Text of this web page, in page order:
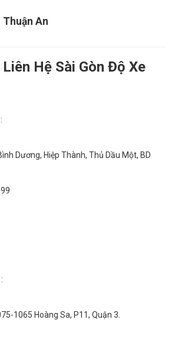
An
Hệ Sài Gòn Độ Xe
Dương, Hiệp Thành, Thủ Dầu Một, BD
1065 Hoàng Sa, P11, Quận 3.